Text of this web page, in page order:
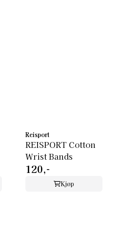
Reisport
REISPORT Cotton
Wrist Bands
120,-
Kjøp